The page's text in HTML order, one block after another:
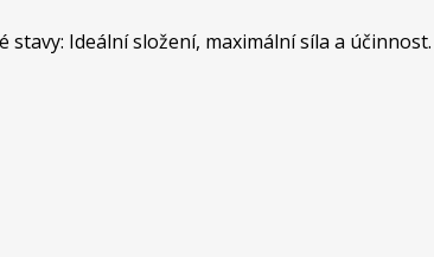
Ideální složení, maximální síla a účinnost.